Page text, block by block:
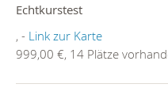
Echtkurstest
, - Link zur Karte
999,00 €, 14 Plätze